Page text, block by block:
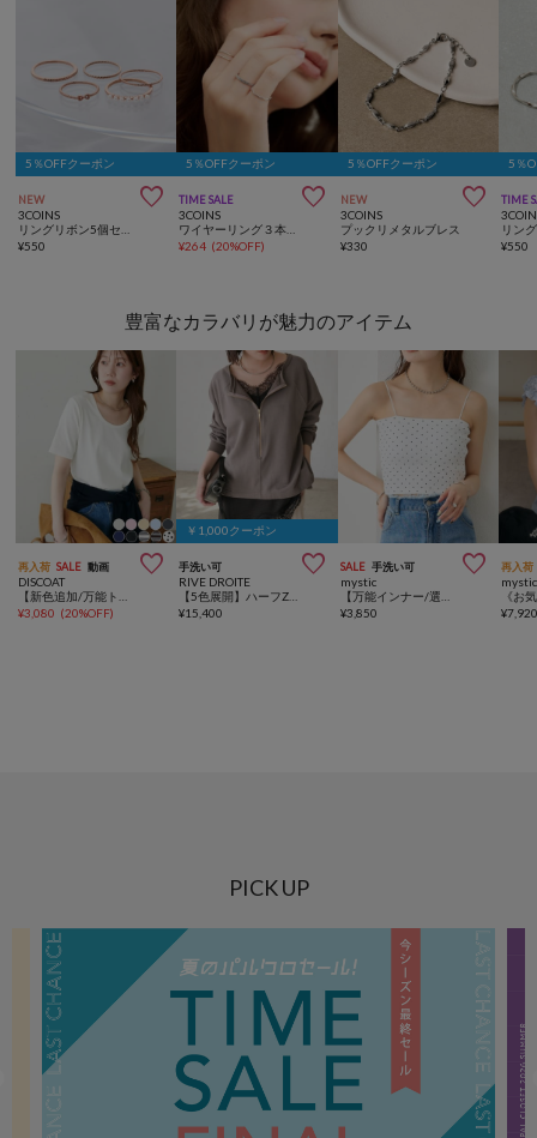
5％OFFクーポン
NEW 
3COINS
¥550
5％OFFクーポン
TIME SALE 
3COINS
¥264 (20%OFF)
5％OFFクーポン
NEW 
3COINS
プックリメタルブレス
¥330
5％
TIME
リン
¥550
豊富なカラバリが魅力のアイテム
再入荷 SALE 動画 
DISCOAT
¥3,080 (20%OFF)
￥1,000クーポン
手洗い可 
RIVE DROITE
¥15,400
SALE 手洗い可 
mystic
¥3,850
再入荷
mystic
¥
PICK UP